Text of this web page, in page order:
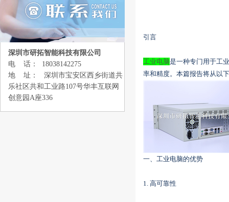
深圳市研拓智能科技有限公司
电 话： 18038142275
地 址： 深圳市宝安区西乡街道共
乐社区共和工业路107号华丰互联网
创意园A座336
引言
工业电脑是一种专门用于工
率和精度。本篇报告将从以
一、工业电脑的优势
1. 高可靠性